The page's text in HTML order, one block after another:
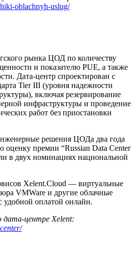
oblachnyh-uslug/
рынка ЦОД по количеству
и показателю PUE, а также
Дата-центр спроектирован с
Tier III (уровня надежности
включая резервирование
инфраструктуры и проведение
работ без приостановки
решения ЦОДа два года
премии “Russian Data Center
в двух номинациях национальной
Xelent.Cloud — виртуальные
VMWare и другие облачные
удобной оплатой онлайн.
дата-центре Xelent: